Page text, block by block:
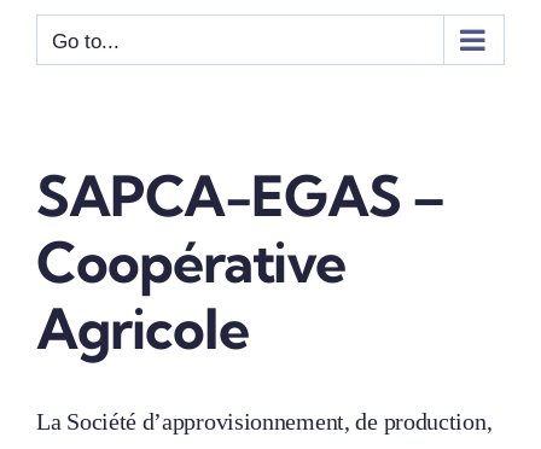
Go to...
SAPCA-EGAS –
Coopérative
Agricole
La Société d’approvisionnement, de production,